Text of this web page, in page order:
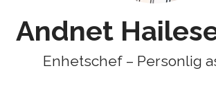
Andnet
Enhetschef – Personlig